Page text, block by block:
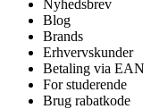
Nyhedsbrev
Blog
Brands
Erhvervskunder
Betaling via EAN
For studerende
Brug rabatkode